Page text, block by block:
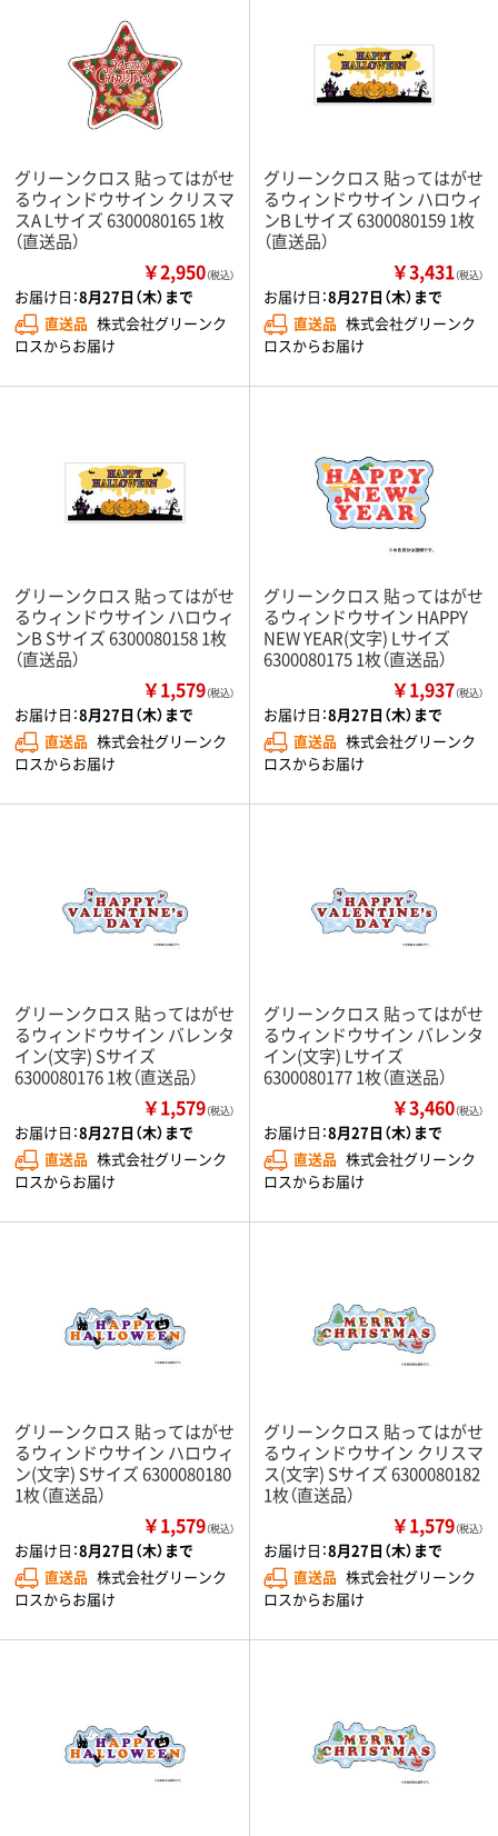
グリーンクロス 貼ってはがせ
るウィンドウサイン クリスマ
スA Lサイズ 6300080165 1枚
（直送品）
￥2,950（税込）
お届け日：8月27日（木）まで
直送品 株式会社グリーンク
ロスからお届け
グリーンクロス 貼ってはがせ
るウィンドウサイン ハロウィ
ンB Lサイズ 6300080159 1枚
（直送品）
￥3,431（税込）
お届け日：8月27日（木）まで
直送品 株式会社グリーンク
ロスからお届け
グリーンクロス 貼ってはがせ
るウィンドウサイン ハロウィ
ンB Sサイズ 6300080158 1枚
（直送品）
￥1,579（税込）
お届け日：8月27日（木）まで
直送品 株式会社グリーンク
ロスからお届け
グリーンクロス 貼ってはがせ
るウィンドウサイン HAPPY
NEW YEAR(文字) Lサイズ
6300080175 1枚（直送品）
￥1,937（税込）
お届け日：8月27日（木）まで
直送品 株式会社グリーンク
ロスからお届け
グリーンクロス 貼ってはがせ
るウィンドウサイン バレンタ
イン(文字) Sサイズ
6300080176 1枚（直送品）
￥1,579（税込）
お届け日：8月27日（木）まで
直送品 株式会社グリーンク
ロスからお届け
グリーンクロス 貼ってはがせ
るウィンドウサイン バレンタ
イン(文字) Lサイズ
6300080177 1枚（直送品）
￥3,460（税込）
お届け日：8月27日（木）まで
直送品 株式会社グリーンク
ロスからお届け
グリーンクロス 貼ってはがせ
るウィンドウサイン ハロウィ
ン(文字) Sサイズ 6300080180
1枚（直送品）
￥1,579（税込）
お届け日：8月27日（木）まで
直送品 株式会社グリーンク
ロスからお届け
グリーンクロス 貼ってはがせ
るウィンドウサイン クリスマ
ス(文字) Sサイズ 6300080182
1枚（直送品）
￥1,579（税込）
お届け日：8月27日（木）まで
直送品 株式会社グリーンク
ロスからお届け